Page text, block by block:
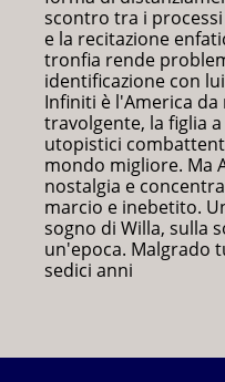
scontro tra i
e la recitazione
tronfia rende
identificazione con
Infiniti è l'America
travolgente, la figlia
utopistici
mondo migliore. Ma
nostalgia e
marcio e inebetito.
sogno di Willa, sulla
un'epoca. Malgrado
sedici anni